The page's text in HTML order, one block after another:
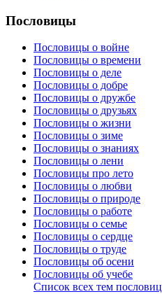
Пословицы
Пословицы о войне
Пословицы о времени
Пословицы о деле
Пословицы о добре
Пословицы о дружбе
Пословицы о друзьях
Пословицы о жизни
Пословицы о зиме
Пословицы о знаниях
Пословицы о лени
Пословицы про лето
Пословицы о любви
Пословицы о природе
Пословицы о работе
Пословицы о семье
Пословицы о сердце
Пословицы о труде
Пословицы об осени
Пословицы об учебе
Список всех тем пословиц